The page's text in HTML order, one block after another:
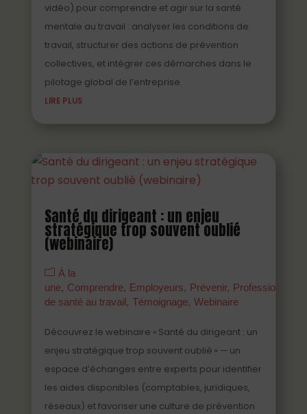
vidéo) pour comprendre et agir sur la santé
mentale au travail : analyser les conditions de
travail, structurer des actions de prévention
collectives, et intégrer ces démarches dans le
pilotage global de l’entreprise.
LIRE PLUS
Santé du dirigeant : un enjeu
stratégique trop souvent oublié
(webinaire)
À la
une
Comprendre Employeurs Prévenir
Professionnels
de santé au travail Témoignage Webinaire
Découvrez le webinaire « Santé du dirigeant : un
enjeu stratégique trop souvent oublié » — un
espace d’échanges entre experts pour identifier
les aides disponibles (comptables, juridiques,
réseaux) et favoriser une culture de prévention